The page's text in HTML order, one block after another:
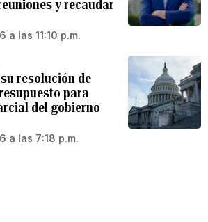
y recaudar
a las 11:10 p.m.
resolución de
para
del gobierno
a las 7:18 p.m.